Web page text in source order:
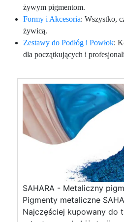
żywym pigmentom.
Formy i Akcesoria: Wszystko,
żywicą.
Zestawy do Podłóg i Powłok:
dla początkujących i
SAHARA - Metaliczny
Pigmenty metaliczne
Najczęściej kupowany do